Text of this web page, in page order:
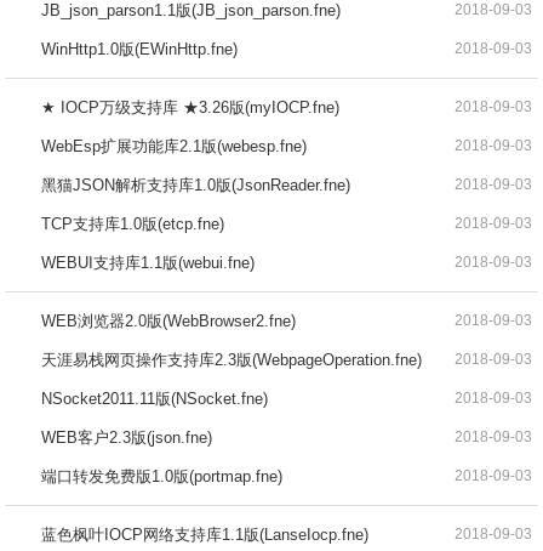
JB_json_parson1.1版(JB_json_parson.fne) 2018-09-03
WinHttp1.0版(EWinHttp.fne) 2018-09-03
★ IOCP万级支持库 ★3.26版(myIOCP.fne) 2018-09-03
WebEsp扩展功能库2.1版(webesp.fne) 2018-09-03
黑猫JSON解析支持库1.0版(JsonReader.fne) 2018-09-03
TCP支持库1.0版(etcp.fne) 2018-09-03
WEBUI支持库1.1版(webui.fne) 2018-09-03
WEB浏览器2.0版(WebBrowser2.fne) 2018-09-03
天涯易栈网页操作支持库2.3版(WebpageOperation.fne) 2018-09-03
NSocket2011.11版(NSocket.fne) 2018-09-03
WEB客户2.3版(json.fne) 2018-09-03
端口转发免费版1.0版(portmap.fne) 2018-09-03
蓝色枫叶IOCP网络支持库1.1版(LanseIocp.fne) 2018-09-03